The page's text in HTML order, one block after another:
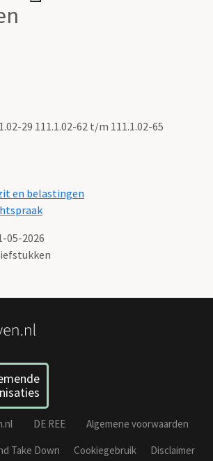
29 111.1.02-62 t/m 111.1.02-65
en belastingen
05-2026
DE REE
Algemene voorwaarden
Take Down Cookiegebruik Disclaimer